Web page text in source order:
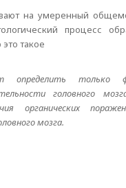
на умеренный
процесс
такое
определить только
головного
органических
мозга.